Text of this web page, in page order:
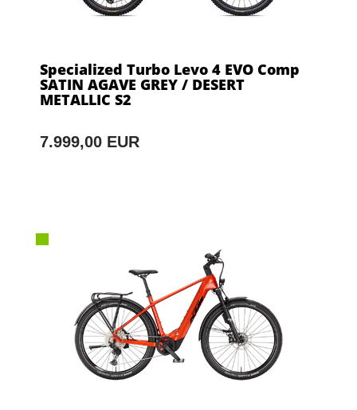
Specialized Turbo Levo 4 EVO Comp
SATIN AGAVE GREY / DESERT
METALLIC S2
7.999,00 EUR